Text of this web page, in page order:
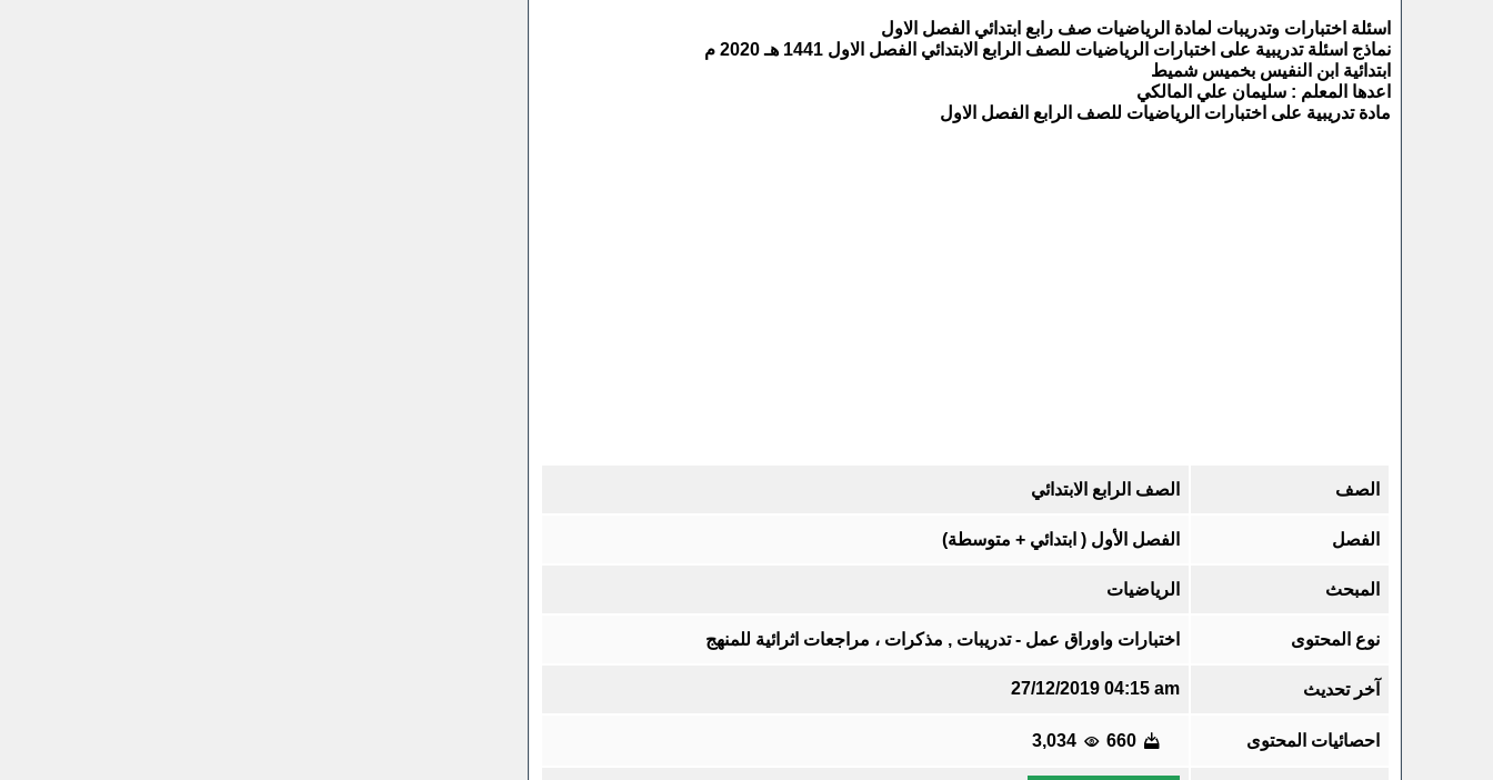
اسئلة اختبارات وتدريبات لمادة الرياضيات صف رابع ابتدائي الفصل الاول
نماذج اسئلة تدريبية على اختبارات الرياضيات للصف الرابع الابتدائي الفصل الاول 1441 هـ 2020 م
ابتدائية ابن النفيس بخميس شميط
اعدها المعلم : سليمان علي المالكي
مادة تدريبية على اختبارات الرياضيات للصف الرابع الفصل الاول
الصف الصف الرابع الابتدائي
الفصل الفصل الأول ( ابتدائي + متوسطة)
المبحث الرياضيات
نوع المحتوى اختبارات واوراق عمل - تدريبات , مذكرات ، مراجعات اثرائية للمنهج
آخر تحديث 27/12/2019 04:15 am
احصائيات المحتوى 660
3,034